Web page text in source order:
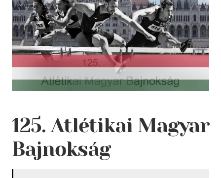
125. Atlétikai Magyar
Bajnokság